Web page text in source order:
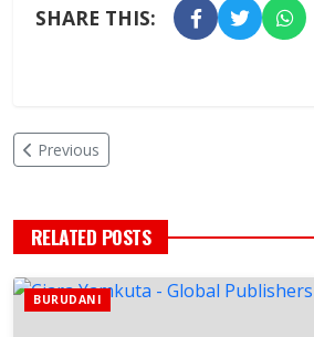
SHARE THIS:
Previous
RELATED POSTS
BURUDANI